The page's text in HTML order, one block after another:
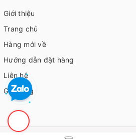
Giới thiệu
Trang chủ
Hàng mới về
Hướng dẫn đặt hàng
Liên hệ
Giỏ hàng
© Bản quyền thuộc về